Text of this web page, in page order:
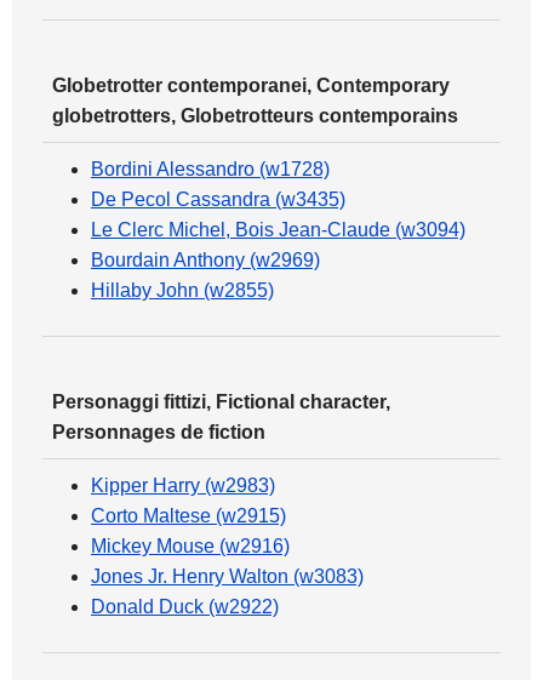
Globetrotter contemporanei, Contemporary
globetrotters, Globetrotteurs contemporains
Bordini Alessandro (w1728)
De Pecol Cassandra (w3435)
Le Clerc Michel, Bois Jean-Claude (w3094)
Bourdain Anthony (w2969)
Hillaby John (w2855)
Personaggi fittizi, Fictional character,
Personnages de fiction
Kipper Harry (w2983)
Corto Maltese (w2915)
Mickey Mouse (w2916)
Jones Jr. Henry Walton (w3083)
Donald Duck (w2922)